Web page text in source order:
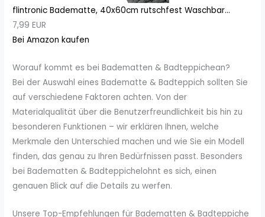
flintronic Badematte, 40x60cm rutschfest Waschbar...
7,99 EUR
Bei Amazon kaufen
Worauf kommt es bei Badematten & Badteppichean?
Bei der Auswahl eines Badematte & Badteppich sollten Sie
auf verschiedene Faktoren achten. Von der
Materialqualität über die Benutzerfreundlichkeit bis hin zu
besonderen Funktionen – wir erklären Ihnen, welche
Merkmale den Unterschied machen und wie Sie ein Modell
finden, das genau zu Ihren Bedürfnissen passt. Besonders
bei Badematten & Badteppichelohnt es sich, einen
genauen Blick auf die Details zu werfen.
Unsere Top-Empfehlungen für Badematten & Badteppiche